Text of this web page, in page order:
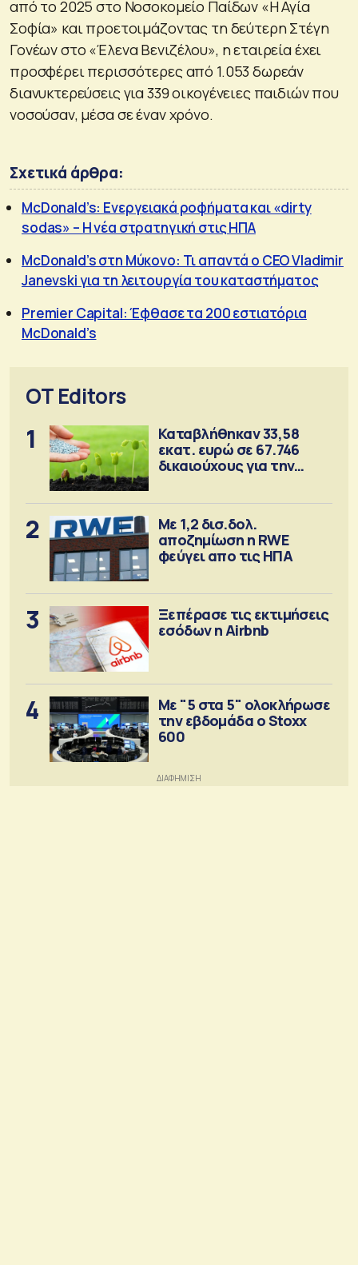
από το 2025 στο Νοσοκομείο Παίδων «Η Αγία
Σοφία» και προετοιμάζοντας τη δεύτερη Στέγη
Γονέων στο «Έλενα Βενιζέλου», η εταιρεία έχει
προσφέρει περισσότερες από 1.053 δωρεάν
διανυκτερεύσεις για 339 οικογένειες παιδιών που
νοσούσαν, μέσα σε έναν χρόνο.
Σχετικά άρθρα:
McDonald’s: Ενεργειακά ροφήματα και «dirty
sodas» – H νέα στρατηγική στις ΗΠΑ
McDonald’s στη Μύκονο: Τι απαντά ο CEO Vladimir
Janevski για τη λειτουργία του καταστήματος
Premier Capital: Έφθασε τα 200 εστιατόρια
McDonald’s
OT Editors
1
Καταβλήθηκαν 33,58
εκατ. ευρώ σε 67.746
δικαιούχους για την
2
Με 1,2 δισ.δολ.
αποζημίωση η RWE
φεύγει απο τις ΗΠΑ
3
Ξεπέρασε τις εκτιμήσεις
εσόδων η Airbnb
4
Με "5 στα 5" ολοκλήρωσε
την εβδομάδα ο Stoxx
600